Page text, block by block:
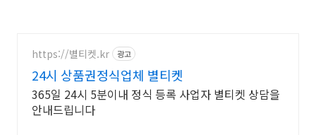
https://별티켓.kr 광고
24시 상품권정식업체 별티켓
365일 24시 5분이내 정식 등록 사업자 별티켓 상담을
안내드립니다